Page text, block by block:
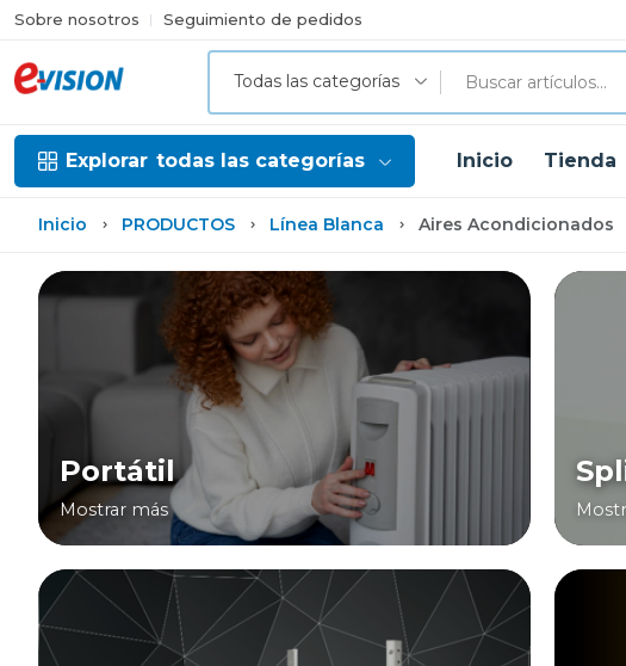
Sobre nosotros Seguimiento de pedidos
Todas las categorías
Explorar todas las categorías Inicio Tienda
Inicio PRODUCTOS Línea Blanca Aires Acondicionados
Portátil
Mostrar más